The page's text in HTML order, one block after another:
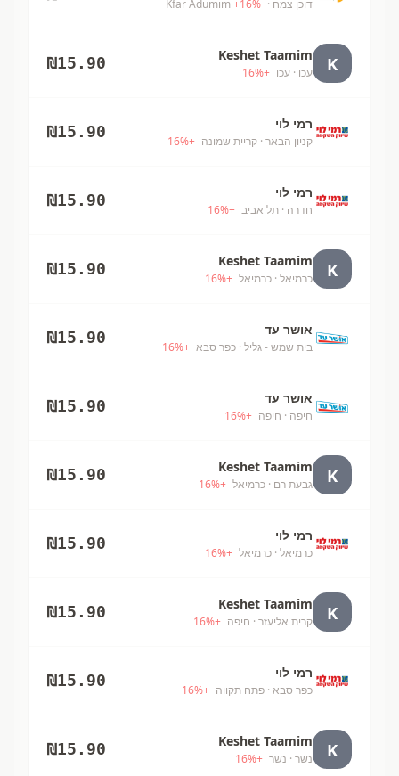
דוכן צמח · Kfar Adumim
+16%
K
Keshet Taamim
עכו · עכו +
16%
₪15.90
רמי לוי
קניון הבאר · קריית שמונה +
16%
₪15.90
רמי לוי
חדרה · תל אביב +
16%
₪15.90
K
Keshet Taamim
כרמיאל · כרמיאל +
16%
₪15.90
אושר עד
בית שמש - גליל · כפר סבא +
16%
₪15.90
אושר עד
חיפה · חיפה +
16%
₪15.90
K
Keshet Taamim
גבעת רם · כרמיאל +
16%
₪15.90
רמי לוי
כרמיאל · כרמיאל +
16%
₪15.90
K
Keshet Taamim
קרית אליעזר · חיפה +
16%
₪15.90
רמי לוי
כפר סבא · פתח תקווה +
16%
₪15.90
K
Keshet Taamim
נשר · נשר +
16%
₪15.90